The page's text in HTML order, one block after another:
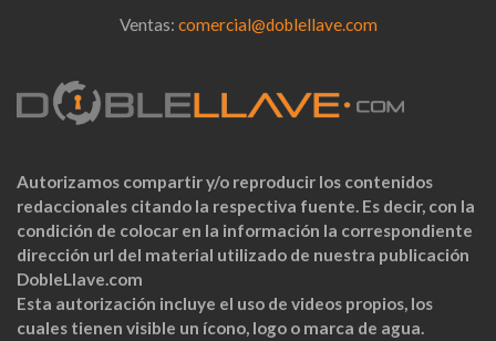
Ventas: comercial@doblellave.com
Autorizamos compartir y/o reproducir los contenidos
redaccionales citando la respectiva fuente. Es decir, con la
condición de colocar en la información la correspondiente
dirección url del material utilizado de nuestra publicación
DobleLlave.com
Esta autorización incluye el uso de videos propios, los
cuales tienen visible un ícono, logo o marca de agua.